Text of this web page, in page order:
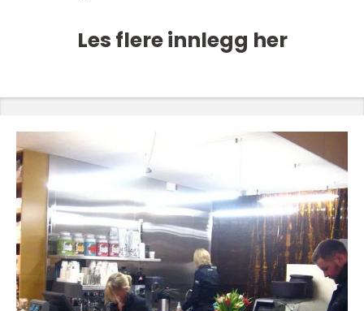
Les flere innlegg her